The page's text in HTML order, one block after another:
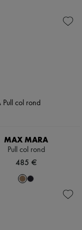
MAX MARA
Pull col rond
485 €